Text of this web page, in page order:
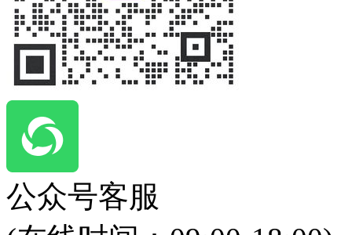
公众号客服